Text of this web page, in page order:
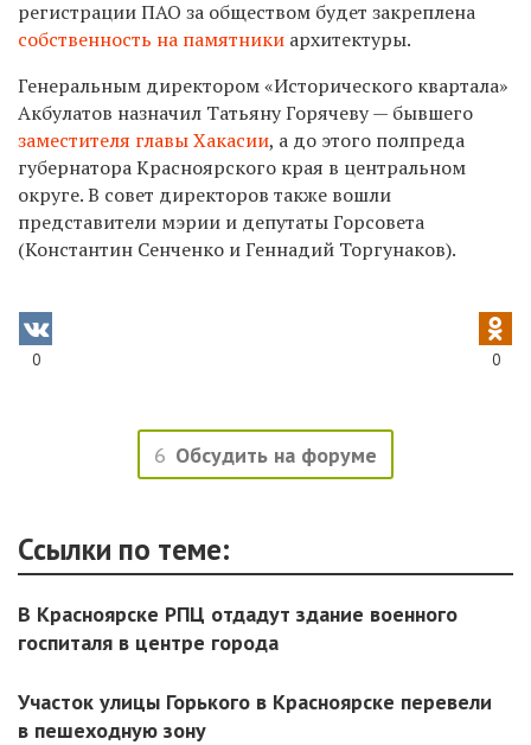
регистрации ПАО за обществом будет закреплена
собственность на памятники архитектуры.
Генеральным директором «Исторического квартала»
Акбулатов назначил Татьяну Горячеву — бывшего
заместителя главы Хакасии, а до этого полпреда
губернатора Красноярского края в центральном
округе. В совет директоров также вошли
представители мэрии и депутаты Горсовета
(Константин Сенченко и Геннадий Торгунаков).
0 0
6 Обсудить на форуме
Ссылки по теме:
В Красноярске РПЦ отдадут здание военного
госпиталя в центре города
Участок улицы Горького в Красноярске перевели
в пешеходную зону